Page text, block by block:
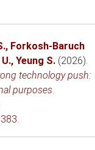
, Forkosh-Baruch
, Yeung S. (2026).
technology push:
purposes.
.